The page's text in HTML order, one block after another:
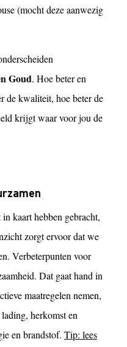
(mocht deze aanwezig
Goud. Hoe beter en
de kwaliteit, hoe beter de
krijgt waar voor jou de
kaart hebben gebracht,
zorgt ervoor dat we
Verbeterpunten voor
Dat gaat hand in
maatregelen nemen,
herkomst en
en brandstof. Tip: lees